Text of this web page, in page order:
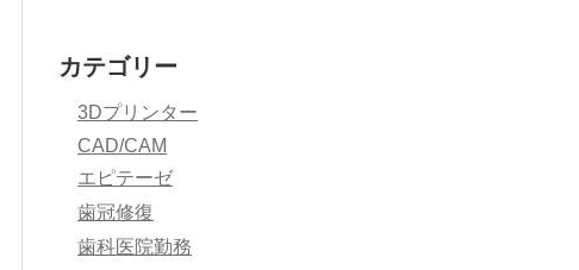
カテゴリー
3Dプリンター
CAD/CAM
エピテーゼ
歯冠修復
歯科医院勤務